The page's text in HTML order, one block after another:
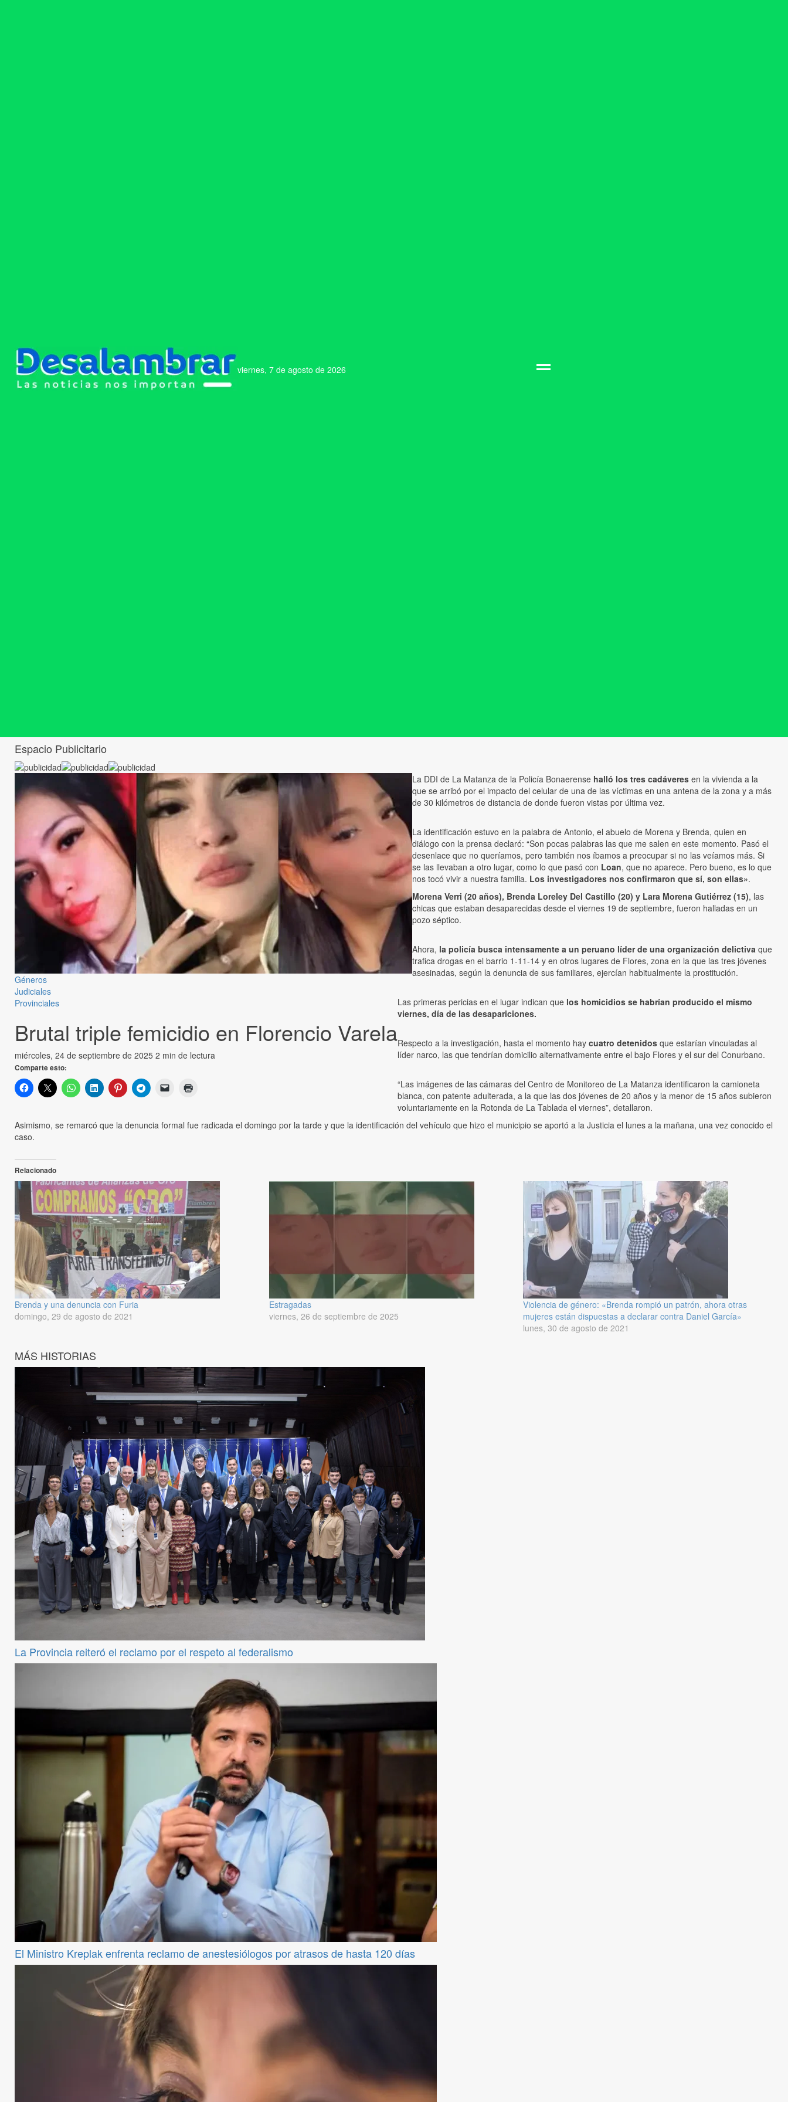
viernes, 7 de agosto de 2026
Espacio Publicitario
Géneros
Judiciales
Provinciales
Brutal triple femicidio en Florencio Varela
miércoles, 24 de septiembre de 2025 2 min de lectura
Comparte esto:
La DDI de La Matanza de la Policía Bonaerense halló los tres cadáveres en la vivienda a la
que se arribó por el impacto del celular de una de las víctimas en una antena de la zona y a más
de 30 kilómetros de distancia de donde fueron vistas por última vez.
La identificación estuvo en la palabra de Antonio, el abuelo de Morena y Brenda, quien en
diálogo con la prensa declaró: “Son pocas palabras las que me salen en este momento. Pasó el
desenlace que no queríamos, pero también nos íbamos a preocupar si no las veíamos más. Si
se las llevaban a otro lugar, como lo que pasó con Loan, que no aparece. Pero bueno, es lo que
nos tocó vivir a nuestra familia. Los investigadores nos confirmaron que sí, son ellas».
Morena Verri (20 años), Brenda Loreley Del Castillo (20) y Lara Morena Gutiérrez (15), las
chicas que estaban desaparecidas desde el viernes 19 de septiembre, fueron halladas en un
pozo séptico.
Ahora, la policía busca intensamente a un peruano líder de una organización delictiva que
trafica drogas en el barrio 1-11-14 y en otros lugares de Flores, zona en la que las tres jóvenes
asesinadas, según la denuncia de sus familiares, ejercían habitualmente la prostitución.
Las primeras pericias en el lugar indican que los homicidios se habrían producido el mismo
viernes, día de las desapariciones.
Respecto a la investigación, hasta el momento hay cuatro detenidos que estarían vinculadas al
líder narco, las que tendrían domicilio alternativamente entre el bajo Flores y el sur del Conurbano.
“Las imágenes de las cámaras del Centro de Monitoreo de La Matanza identificaron la camioneta
blanca, con patente adulterada, a la que las dos jóvenes de 20 años y la menor de 15 años subieron
voluntariamente en la Rotonda de La Tablada el viernes”, detallaron.
Asimismo, se remarcó que la denuncia formal fue radicada el domingo por la tarde y que la identificación del vehículo que hizo el municipio se aportó a la Justicia el lunes a la mañana, una vez conocido el
caso.
Relacionado
Brenda y una denuncia con Furia
domingo, 29 de agosto de 2021
Estragadas
viernes, 26 de septiembre de 2025
Violencia de género: «Brenda rompió un patrón, ahora otras
mujeres están dispuestas a declarar contra Daniel García»
lunes, 30 de agosto de 2021
MÁS HISTORIAS
La Provincia reiteró el reclamo por el respeto al federalismo
El Ministro Kreplak enfrenta reclamo de anestesiólogos por atrasos de hasta 120 días